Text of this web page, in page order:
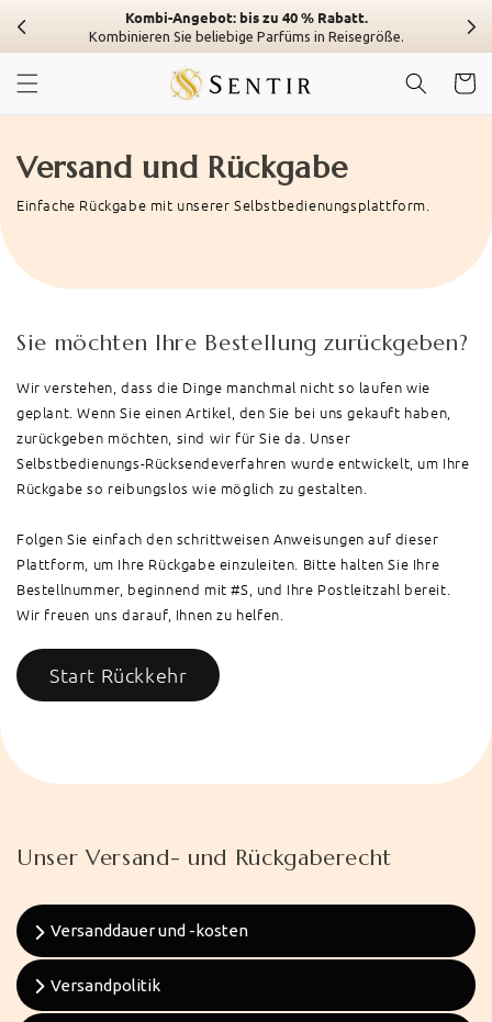
springen
Kombi-Angebot: bis zu 40 % Rabatt.
Kombinieren Sie beliebige Parfüms in Reisegröße.
Wagen
Versand und Rückgabe
Einfache Rückgabe mit unserer Selbstbedienungsplattform.
Sie möchten Ihre Bestellung zurückgeben?
Wir verstehen, dass die Dinge manchmal nicht so laufen wie
geplant. Wenn Sie einen Artikel, den Sie bei uns gekauft haben,
zurückgeben möchten, sind wir für Sie da. Unser
Selbstbedienungs-Rücksendeverfahren wurde entwickelt, um Ihre
Rückgabe so reibungslos wie möglich zu gestalten.
Folgen Sie einfach den schrittweisen Anweisungen auf dieser
Plattform, um Ihre Rückgabe einzuleiten. Bitte halten Sie Ihre
Bestellnummer, beginnend mit #S, und Ihre Postleitzahl bereit.
Wir freuen uns darauf, Ihnen zu helfen.
Start Rückkehr
Unser Versand- und Rückgaberecht
Versanddauer und -kosten
Versandpolitik